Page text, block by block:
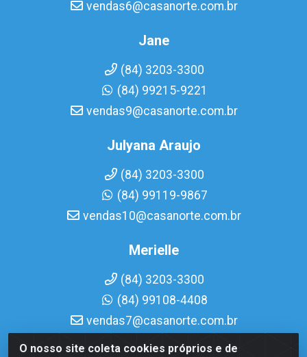
O nosso site coleta cookies próprios e de
vendas6@casanorte.com.br
Jane
(84) 3203-3300
(84) 99215-9221
vendas9@casanorte.com.br
Julyana Araujo
(84) 3203-3300
(84) 99119-9867
vendas10@casanorte.com.br
Merielle
(84) 3203-3300
(84) 99108-4408
vendas7@casanorte.com.br